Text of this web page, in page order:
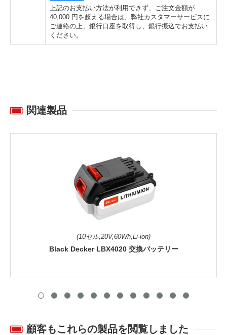
上記のお支払い方法が利用できず、ご注文金額が
40,000 円を超える場合は、弊社カスタマーサービスに
ご連絡の上、銀行口座を取得し、銀行振込でお支払い
ください。
関連製品
(10セル,20V,60Wh,Li-ion)
Black Decker LBX4020 交換バッテリー
顧客もこれらの製品を閲覧しました